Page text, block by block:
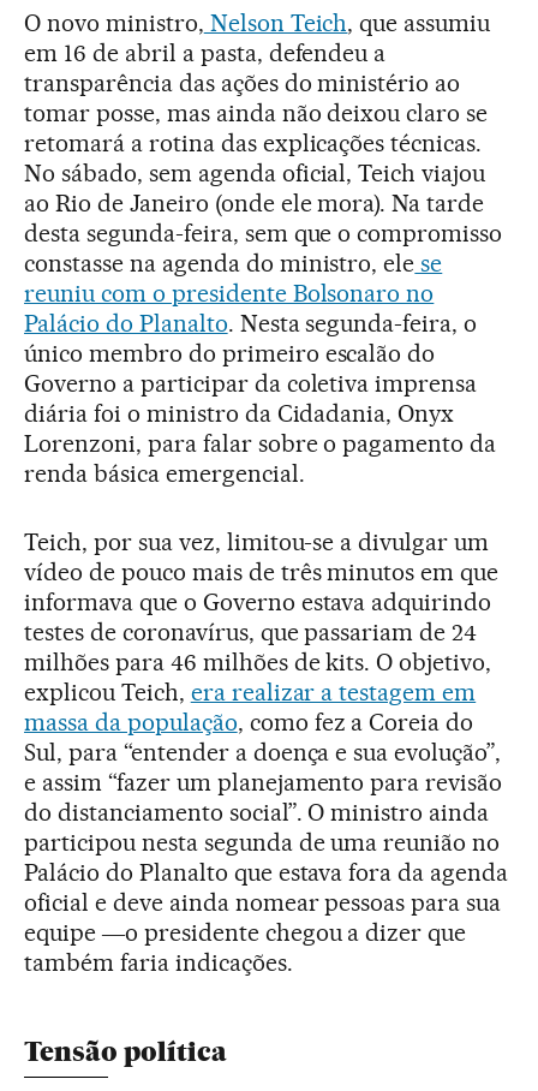
O novo ministro, Nelson Teich, que assumiu
em 16 de abril a pasta, defendeu a
transparência das ações do ministério ao
tomar posse, mas ainda não deixou claro se
retomará a rotina das explicações técnicas.
No sábado, sem agenda oficial, Teich viajou
ao Rio de Janeiro (onde ele mora). Na tarde
desta segunda-feira, sem que o compromisso
constasse na agenda do ministro, ele se
reuniu com o presidente Bolsonaro no
Palácio do Planalto. Nesta segunda-feira, o
único membro do primeiro escalão do
Governo a participar da coletiva imprensa
diária foi o ministro da Cidadania, Onyx
Lorenzoni, para falar sobre o pagamento da
renda básica emergencial.
Teich, por sua vez, limitou-se a divulgar um
vídeo de pouco mais de três minutos em que
informava que o Governo estava adquirindo
testes de coronavírus, que passariam de 24
milhões para 46 milhões de kits. O objetivo,
explicou Teich, era realizar a testagem em
massa da população, como fez a Coreia do
Sul, para “entender a doença e sua evolução”,
e assim “fazer um planejamento para revisão
do distanciamento social”. O ministro ainda
participou nesta segunda de uma reunião no
Palácio do Planalto que estava fora da agenda
oficial e deve ainda nomear pessoas para sua
equipe ―o presidente chegou a dizer que
também faria indicações.
Tensão política